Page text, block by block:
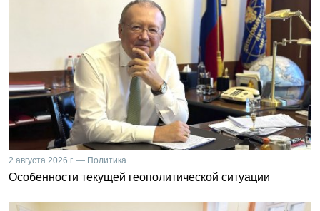
2 августа 2026 г. — Политика
Особенности текущей геополитической ситуации